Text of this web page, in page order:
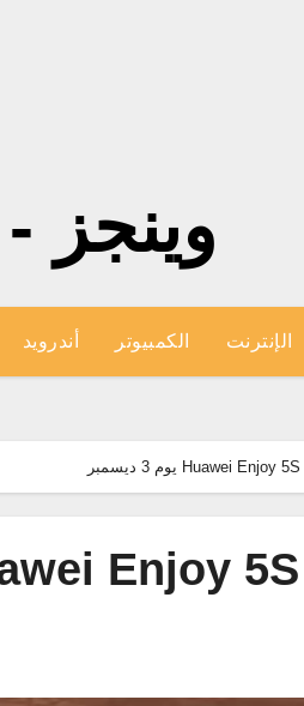
وينجز - wingiz.com
الإنترنت الكمبيوتر أندرويد